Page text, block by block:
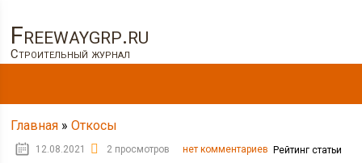
Freewaygrp.ru
Строительный журнал
Главная »Откосы
12.08.2021 2 просмотров нет комментариев Рейтинг статьи